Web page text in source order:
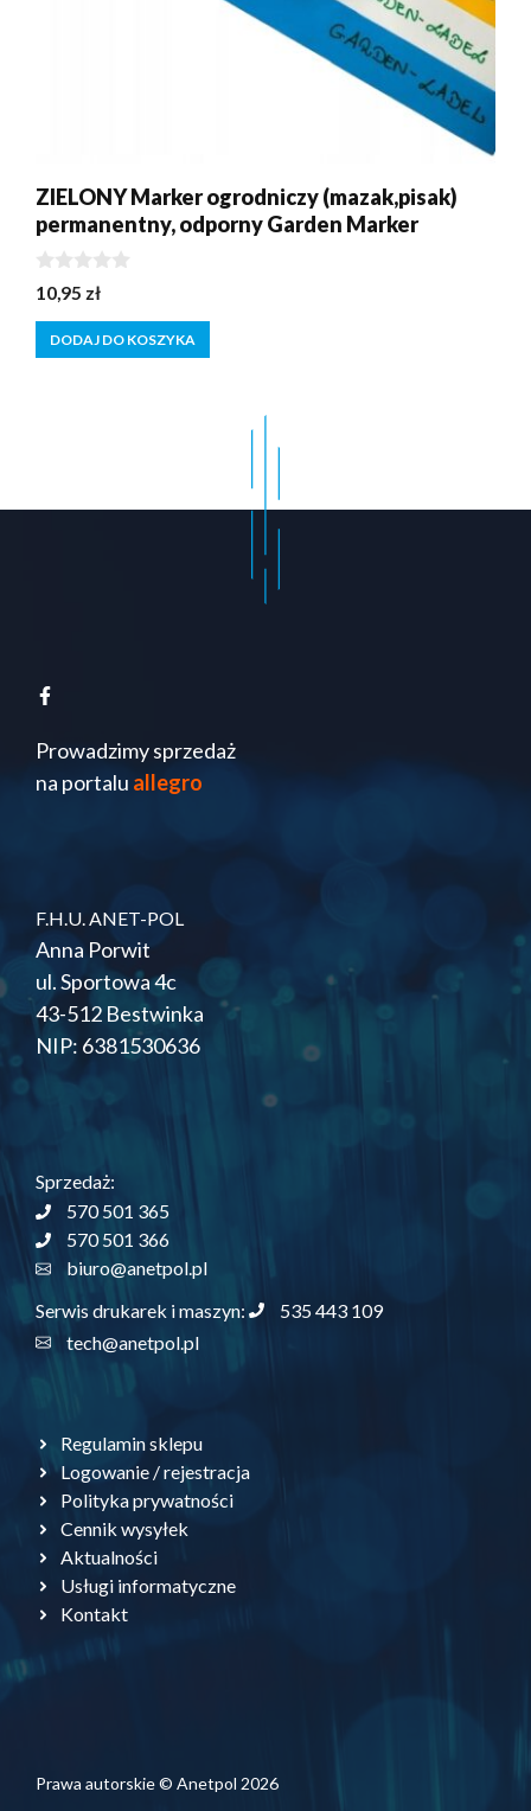
ZIELONY Marker ogrodniczy (mazak,pisak)
permanentny, odporny Garden Marker
0
z
5
10,95 zł
DODAJ DO KOSZYKA
Prowadzimy sprzedaż
na portalu allegro
F.H.U. ANET-POL
Anna Porwit
ul. Sportowa 4c
43-512 Bestwinka
NIP: 6381530636
Sprzedaż:
570 501 365
570 501 366
biuro@anetpol.pl
Serwis drukarek i maszyn:
535 443 109
tech@anetpol.pl
Regulamin sklepu
Logowanie / rejestracja
Polityka prywatności
Cennik wysyłek
Aktualności
Usługi informatyczne
Kontakt
Prawa autorskie © Anetpol 2026
Dodaj do koszyka